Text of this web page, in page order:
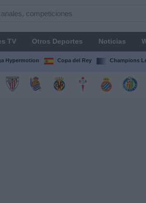
TV Otros Deportes Noticias
Hypermotion Copa del Rey Champions